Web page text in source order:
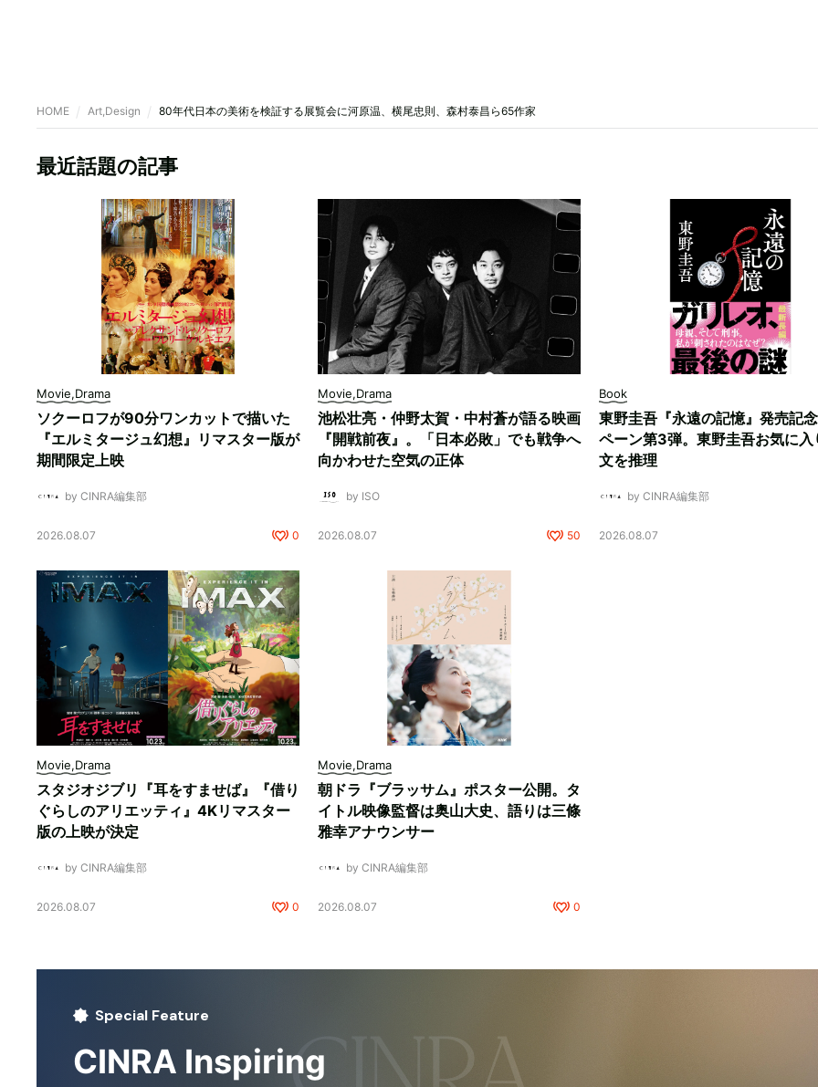
HOME Art,Design 80年代日本の美術を検証する展覧会に河原温、横尾忠則、森村泰昌ら65作家
最近話題の記事
Movie,Drama
ソクーロフが90分ワンカットで描いた
『エルミタージュ幻想』リマスター版が
期間限定上映
by CINRA編集部
2026.08.07 0
Movie,Drama
池松壮亮・仲野太賀・中村蒼が語る映画
『開戦前夜』。「日本必敗」でも戦争へ
向かわせた空気の正体
by ISO
2026.08.07 50
Book
東野圭吾『永遠の記憶』発売記
ペーン第3弾。東野圭吾お気に入
文を推理
by CINRA編集部
2026.08.07
Movie,Drama
スタジオジブリ『耳をすませば』『借り
ぐらしのアリエッティ』4Kリマスター
版の上映が決定
by CINRA編集部
2026.08.07 0
Movie,Drama
朝ドラ『ブラッサム』ポスター公開。タ
イトル映像監督は奥山大史、語りは三條
雅幸アナウンサー
by CINRA編集部
2026.08.07 0
Special Feature
CINRA Inspiring